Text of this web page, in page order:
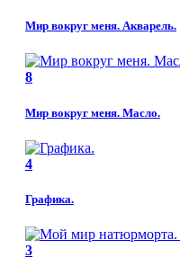
Мир вокруг меня. Акварель.
8
Мир вокруг меня. Масло.
4
Графика.
3